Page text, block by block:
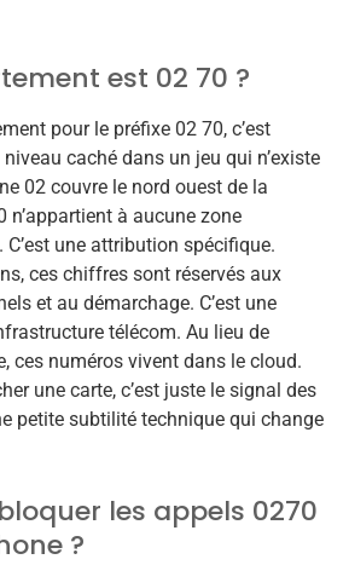
est 02 70 ?
pour le préfixe 02 70, c’est
caché dans un jeu qui n’existe
02 couvre le nord ouest de la
n’appartient à aucune zone
une attribution spécifique.
ces chiffres sont réservés aux
et au démarchage. C’est une
télécom. Au lieu de
ces numéros vivent dans le cloud.
une carte, c’est juste le signal des
petite subtilité technique qui change
les appels 0270
?